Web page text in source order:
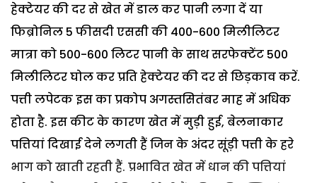
हेक्टेयर की दर से खेत में डाल कर पानी लगा दें या
फिब्रोनिल 5 फीसदी एससी की 400-600 मिलीलिटर
मात्रा को 500-600 लिटर पानी के साथ सरफेक्टेंट 500
मिलीलिटर घोल कर प्रति हेक्टेयर की दर से छिड़काव करें.
पत्ती लपेटक इस का प्रकोप अगस्तसितंबर माह में अधिक
होता है. इस कीट के कारण खेत में मुड़ी हुई, बेलनाकार
पत्तियां दिखाई देने लगती हैं जिन के अंदर सूंड़ी पत्ती के हरे
भाग को खाती रहती हैं. प्रभावित खेत में धान की पत्तियां